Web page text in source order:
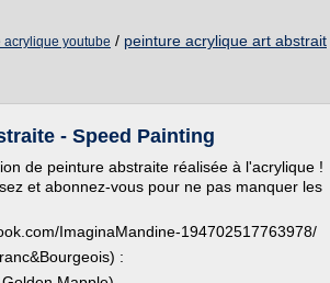
youtube / peinture acrylique art abstrait
- Speed Painting
de peinture abstraite réalisée à l'acrylique !
et abonnez-vous pour ne pas manquer les
ImaginaMandine-194702517763978/
: